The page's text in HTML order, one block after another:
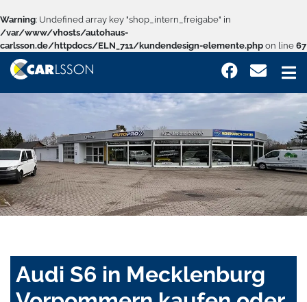
Warning: Undefined array key "shop_intern_freigabe" in
/var/www/vhosts/autohaus-
carlsson.de/httpdocs/ELN_711/kundendesign-elemente.php on line 67
Audi S6 in Mecklenburg